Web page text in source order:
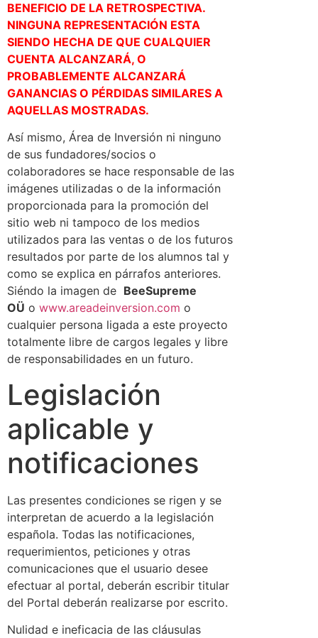
BENEFICIO DE LA RETROSPECTIVA.
NINGUNA REPRESENTACIÓN ESTA
SIENDO HECHA DE QUE CUALQUIER
CUENTA ALCANZARÁ, O
PROBABLEMENTE ALCANZARÁ
GANANCIAS O PÉRDIDAS SIMILARES A
AQUELLAS MOSTRADAS.
Así mismo, Área de Inversión ni ninguno
de sus fundadores/socios o
colaboradores se hace responsable de las
imágenes utilizadas o de la información
proporcionada para la promoción del
sitio web ni tampoco de los medios
utilizados para las ventas o de los futuros
resultados por parte de los alumnos tal y
como se explica en párrafos anteriores.
Siéndo la imagen de BeeSupreme
OÜ o www.areadeinversion.com o
cualquier persona ligada a este proyecto
totalmente libre de cargos legales y libre
de responsabilidades en un futuro.
Legislación
aplicable y
notificaciones
Las presentes condiciones se rigen y se
interpretan de acuerdo a la legislación
española. Todas las notificaciones,
requerimientos, peticiones y otras
comunicaciones que el usuario desee
efectuar al portal, deberán escribir titular
del Portal deberán realizarse por escrito.
Nulidad e ineficacia de las cláusulas